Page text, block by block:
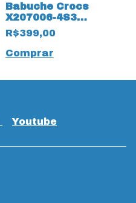
Babuche Crocs
X207006-4S3
CrocBand 15594 Azul
Bebê
R$399,00
Comprar
Youtube